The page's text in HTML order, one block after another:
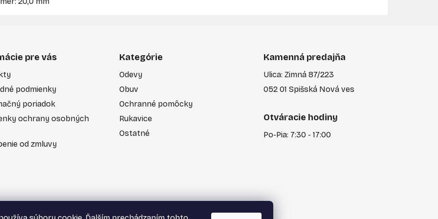
pre vás
podmienky
poriadok
ochrany osobných
od zmluvy
Kategórie
Odevy
Obuv
Ochranné pomôcky
Rukavice
Ostatné
Kamenná predajňa
Ulica: Zimná 87/223
052 01 Spišská Nová ves
Otváracie hodiny
Po-Pia: 7:30 - 17:00